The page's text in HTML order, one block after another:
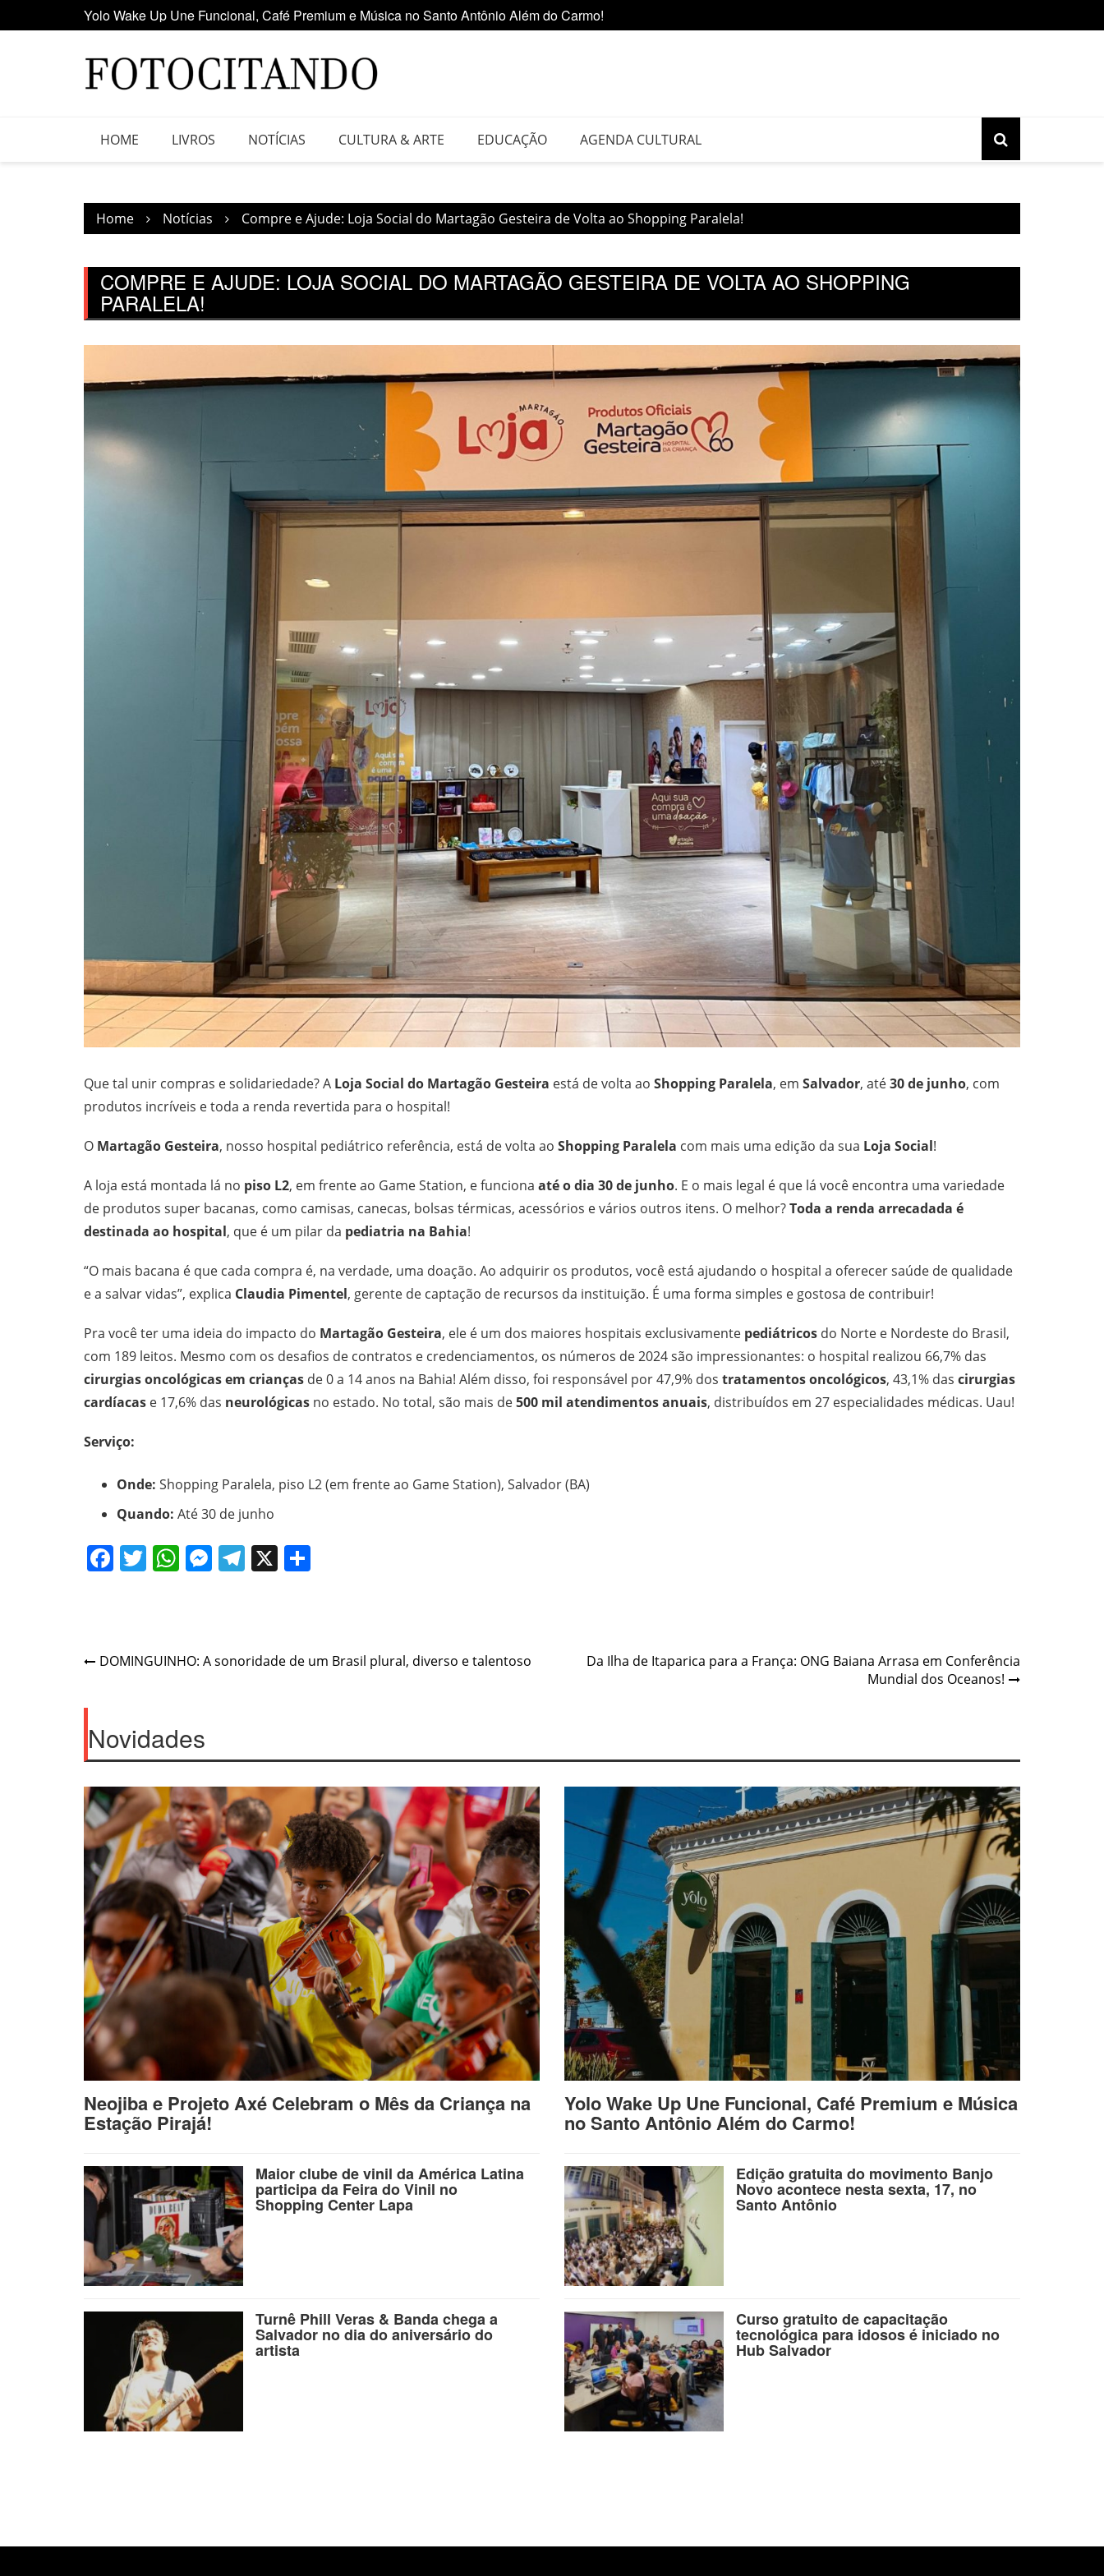
to
Maior clube de vinil da América Latina participa da Feira do Vinil no Shopping Center Lapa
HOME LIVROS NOTÍCIAS CULTURA & ARTE EDUCAÇÃO AGENDA CULTURAL
Home Notícias Compre e Ajude: Loja Social do Martagão Gesteira de Volta ao Shopping Paralela!
COMPRE E AJUDE: LOJA SOCIAL DO MARTAGÃO GESTEIRA DE VOLTA AO SHOPPING
PARALELA!
Que tal unir compras e solidariedade? A Loja Social do Martagão Gesteira está de volta ao Shopping Paralela, em Salvador, até30 de junho, com
produtos incríveis e toda a renda revertida para o hospital!
O Martagão Gesteira, nosso hospital pediátrico referência, está de volta ao Shopping Paralela com mais uma edição da sua Loja Social!
A loja está montada lá no piso L2, em frente ao Game Station, e funciona até o dia 30 de junho. E o mais legal é que lá você encontra uma variedade
de produtos super bacanas, como camisas, canecas, bolsas térmicas, acessórios e vários outros itens. O melhor?Toda a renda arrecadada é
destinada ao hospital, que é um pilar da pediatria na Bahia!
“O mais bacana é que cada compra é, na verdade, uma doação. Ao adquirir os produtos, você está ajudando o hospital a oferecer saúde de qualidade
e a salvar vidas”, explica Claudia Pimentel, gerente de captação de recursos da instituição. É uma forma simples e gostosa de contribuir!
Pra você ter uma ideia do impacto do Martagão Gesteira, ele é um dos maiores hospitais exclusivamente pediátricos do Norte e Nordeste do Brasil,
com 189 leitos. Mesmo com os desafios de contratos e credenciamentos, os números de 2024 são impressionantes: o hospital realizou 66,7% das
cirurgias oncológicas em crianças de 0 a 14 anos na Bahia! Além disso, foi responsável por 47,9% dos tratamentos oncológicos, 43,1% das cirurgias
cardíacas e 17,6% das neurológicas no estado. No total, são mais de500 mil atendimentos anuais, distribuídos em 27 especialidades médicas. Uau!
Serviço:
Onde: Shopping Paralela, piso L2 (em frente ao Game Station), Salvador (BA)
Quando: Até 30 de junho
Facebook
Twitter
WhatsApp
Messenger
Telegram
X
Post
DOMINGUINHO: A sonoridade de um Brasil plural, diverso e talentoso
Da Ilha de Itaparica para a França: ONG Baiana Arrasa em Conferência
Mundial dos Oceanos!
Novidades
Neojiba e Projeto Axé Celebram o Mês da Criança na
Estação Pirajá!
Yolo Wake Up Une Funcional, Café Premium e Música
no Santo Antônio Além do Carmo!
Maior clube de vinil da América Latina
participa da Feira do Vinil no
Shopping Center Lapa
Edição gratuita do movimento Banjo
Novo acontece nesta sexta, 17, no
Santo Antônio
Turnê Phill Veras & Banda chega a
Salvador no dia do aniversário do
artista
Curso gratuito de capacitação
tecnológica para idosos é iniciado no
Hub Salvador